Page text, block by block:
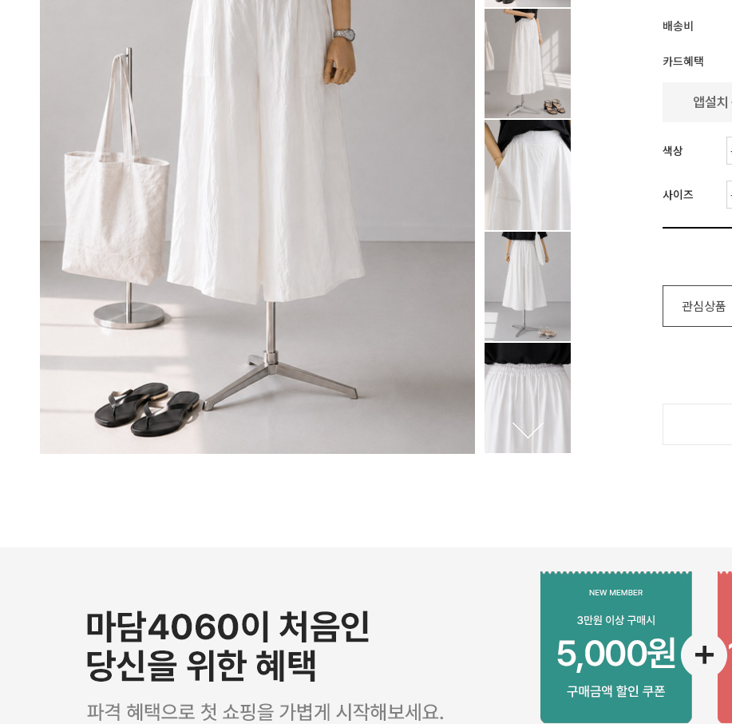
배송비
카드혜택
색상
사이즈
관심상품